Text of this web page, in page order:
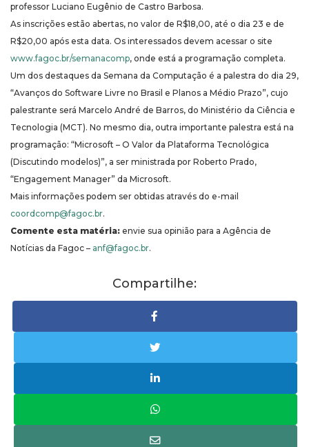
professor Luciano Eugênio de Castro Barbosa.
As inscrições estão abertas, no valor de R$18,00, até o dia 23 e de
R$20,00 após esta data. Os interessados devem acessar o site
www.fagoc.br/semanacomp, onde está a programação completa.
Um dos destaques da Semana da Computação é a palestra do dia 29,
“Avanços do Software Livre no Brasil e Planos a Médio Prazo”, cujo
palestrante será Marcelo André de Barros, do Ministério da Ciência e
Tecnologia (MCT). No mesmo dia, outra importante palestra está na
programação: “Microsoft – O Valor da Plataforma Tecnológica
(Discutindo modelos)”, a ser ministrada por Roberto Prado,
“Engagement Manager” da Microsoft.
Mais informações podem ser obtidas através do e-mail
coordcomp@fagoc.br.
Comente esta matéria: envie sua opinião para a Agência de
Notícias da Fagoc – anf@fagoc.br.
Compartilhe: